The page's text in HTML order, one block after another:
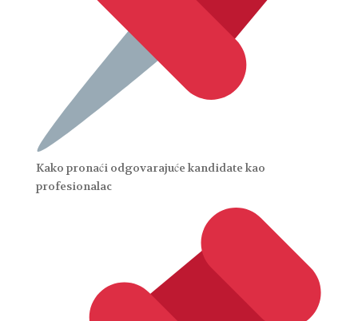
Kako pronaći odgovarajuće kandidate kao
profesionalac